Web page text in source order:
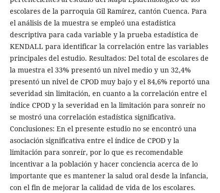
escolares de la parroquia Gil Ramírez, cantón Cuenca. Para
el análisis de la muestra se empleó una estadística
descriptiva para cada variable y la prueba estadística de
KENDALL para identificar la correlación entre las variables
principales del estudio. Resultados: Del total de escolares de
la muestra el 33% presentó un nivel medio y un 32,4%
presentó un nivel de CPOD muy bajo y el 84,6% reportó una
severidad sin limitación, en cuanto a la correlación entre el
índice CPOD y la severidad en la limitación para sonreír no
se mostró una correlación estadística significativa.
Conclusiones: En el presente estudio no se encontró una
asociación significativa entre el índice de CPOD y la
limitación para sonreír, por lo que es recomendable
incentivar a la población y hacer conciencia acerca de lo
importante que es mantener la salud oral desde la infancia,
con el fin de mejorar la calidad de vida de los escolares.